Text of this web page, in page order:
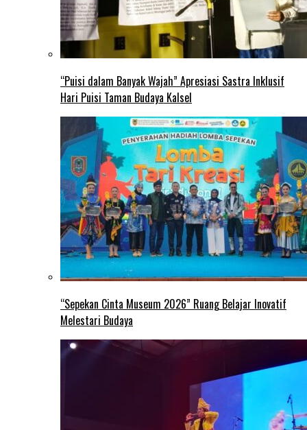
“Puisi dalam Banyak Wajah” Apresiasi Sastra Inklusif
Hari Puisi Taman Budaya Kalsel
“Sepekan Cinta Museum 2026” Ruang Belajar Inovatif
Melestari Budaya